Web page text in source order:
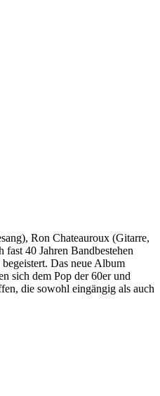
Ron Chateauroux (Gitarre,
40 Jahren Bandbestehen
Das neue Album
sich dem Pop der 60er und
die sowohl eingängig als auch